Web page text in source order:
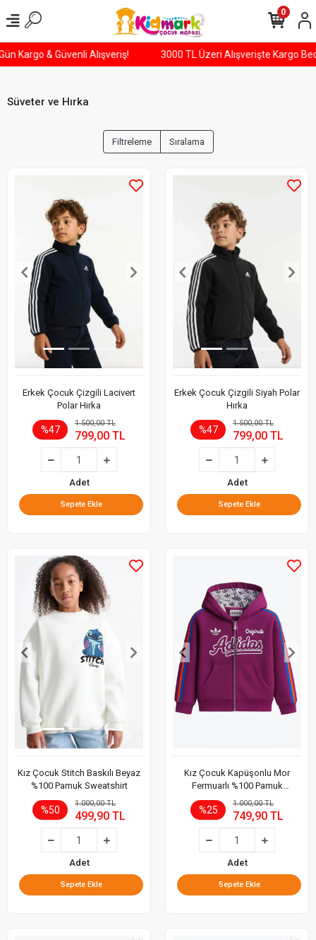
Gün Kargo & Güvenli Alışveriş! 3000 TL Üzeri Alışverişte
0
Süveter ve Hırka
Filtreleme Sıralama
Erkek Çocuk Çizgili Lacivert
Polar Hırka
%47
1.500,00 TL
799,00 TL
Adet
Sepete Ekle
Erkek Çocuk Çizgili Siyah Polar
Hırka
%47
1.500,00 TL
799,00 TL
Adet
Sepete Ekle
Kız Çocuk Stitch Baskılı Beyaz
%100 Pamuk Sweatshirt
%50
1.000,00 TL
499,90 TL
Adet
Sepete Ekle
Kız Çocuk Kapüşonlu Mor
Fermuarlı %100 Pamuk
Sweatshirt
%25
1.000,00 TL
749,90 TL
Adet
Sepete Ekle